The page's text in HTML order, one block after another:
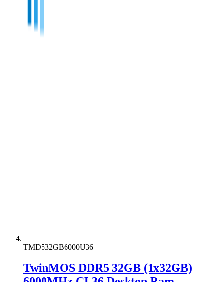
TMD532GB6000U36
TwinMOS DDR5 32GB (1x32GB)